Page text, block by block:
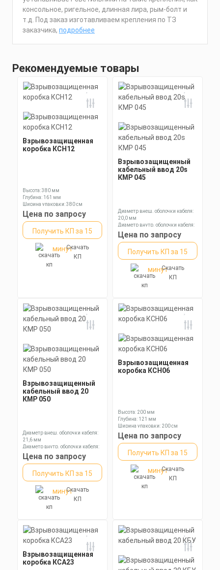
консольное, ригельное, длинная лира, рым-болт и
т.д. Под заказ изготавливаем крепления по ТЗ
заказчика, подробнее
Рекомендуемые товары
Взрывозащищенная
коробка КСН12
Высота: 380 мм
Глубина: 161 мм
Ширина упаковки: 380 см
Цена по запросу
Получить КП за 15
минутСкачать
КП
Взрывозащищенный
кабельный ввод 20s
КМР 045
Диаметр внеш. оболочки кабеля:
20,0 мм
Диаметр внутр. оболочки кабеля:
13,9 мм
Диаметр оболочки кабеля: 6,1-11,7
мм
Цена по запросу
Получить КП за 15
минутСкачать
КП
Взрывозащищенный
кабельный ввод 20
КМР 050
Диаметр внеш. оболочки кабеля:
21,6 мм
Диаметр внутр. оболочки кабеля:
15,6 мм
Диаметр оболочки кабеля: 6,5-13,0
мм
Цена по запросу
Получить КП за 15
минутСкачать
КП
Взрывозащищенная
коробка КСН06
Высота: 200 мм
Глубина: 121 мм
Ширина упаковки: 200 см
Цена по запросу
Получить КП за 15
минутСкачать
КП
Взрывозащищенная
коробка КСА23